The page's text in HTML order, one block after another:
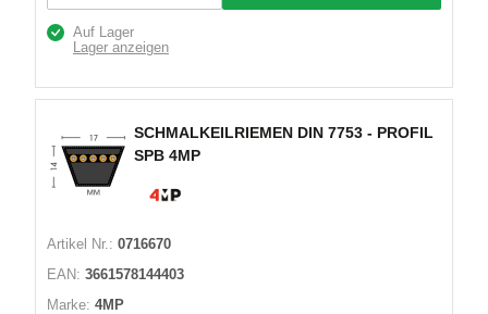
Auf Lager
Lager anzeigen
SCHMALKEILRIEMEN DIN 7753 - PROFIL
SPB 4MP
Artikel Nr.: 0716670
EAN: 3661578144403
Marke: 4MP